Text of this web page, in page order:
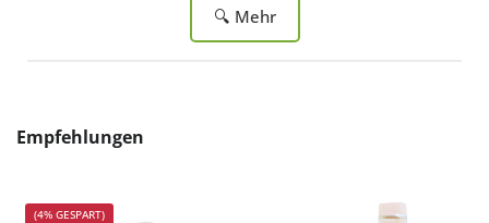
🔍 Mehr
Produktgalerie überspringen
Empfehlungen
(4% GESPART)